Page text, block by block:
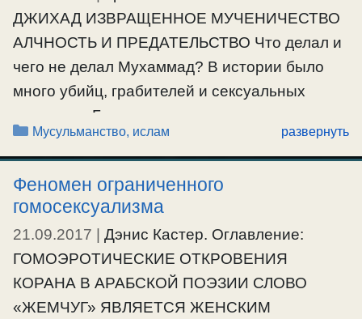
текст Корана Заключение Исламские
богословы вводят мусульман в заблуждение,
убеждая их что Коран сохранился …
#мусульмане
ДЖИХАД ИЗВРАЩЕННОЕ МУЧЕНИЧЕСТВО
АЛЧНОСТЬ И ПРЕДАТЕЛЬСТВО Что делал и
чего не делал Мухаммад? В истории было
много убийц, грабителей и сексуальных
хищников. Были даже те, кто утверждал, что
они помазаны на это Богом. Но был только
один человек, который сделал из этого
религию. Крейг Винн — известный
американский автор, занимающийся
исследованием корней террора. …
Ещё…
#мусульмане
Рубрики
Мусульманство, ислам развернуть
Феномен ограниченного
гомосексуализма
21.09.2017 | Дэнис Кастер. Оглавление:
ГОМОЭРОТИЧЕСКИЕ ОТКРОВЕНИЯ
КОРАНА В АРАБСКОЙ ПОЭЗИИ СЛОВО
«ЖЕМЧУГ» ЯВЛЯЕТСЯ ЖЕНСКИМ